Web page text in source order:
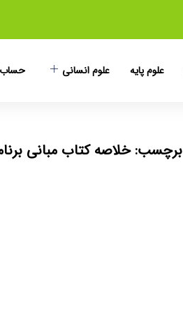
علوم پایه علوم انسانی حساب
برچسب: خلاصه کتاب مبانی